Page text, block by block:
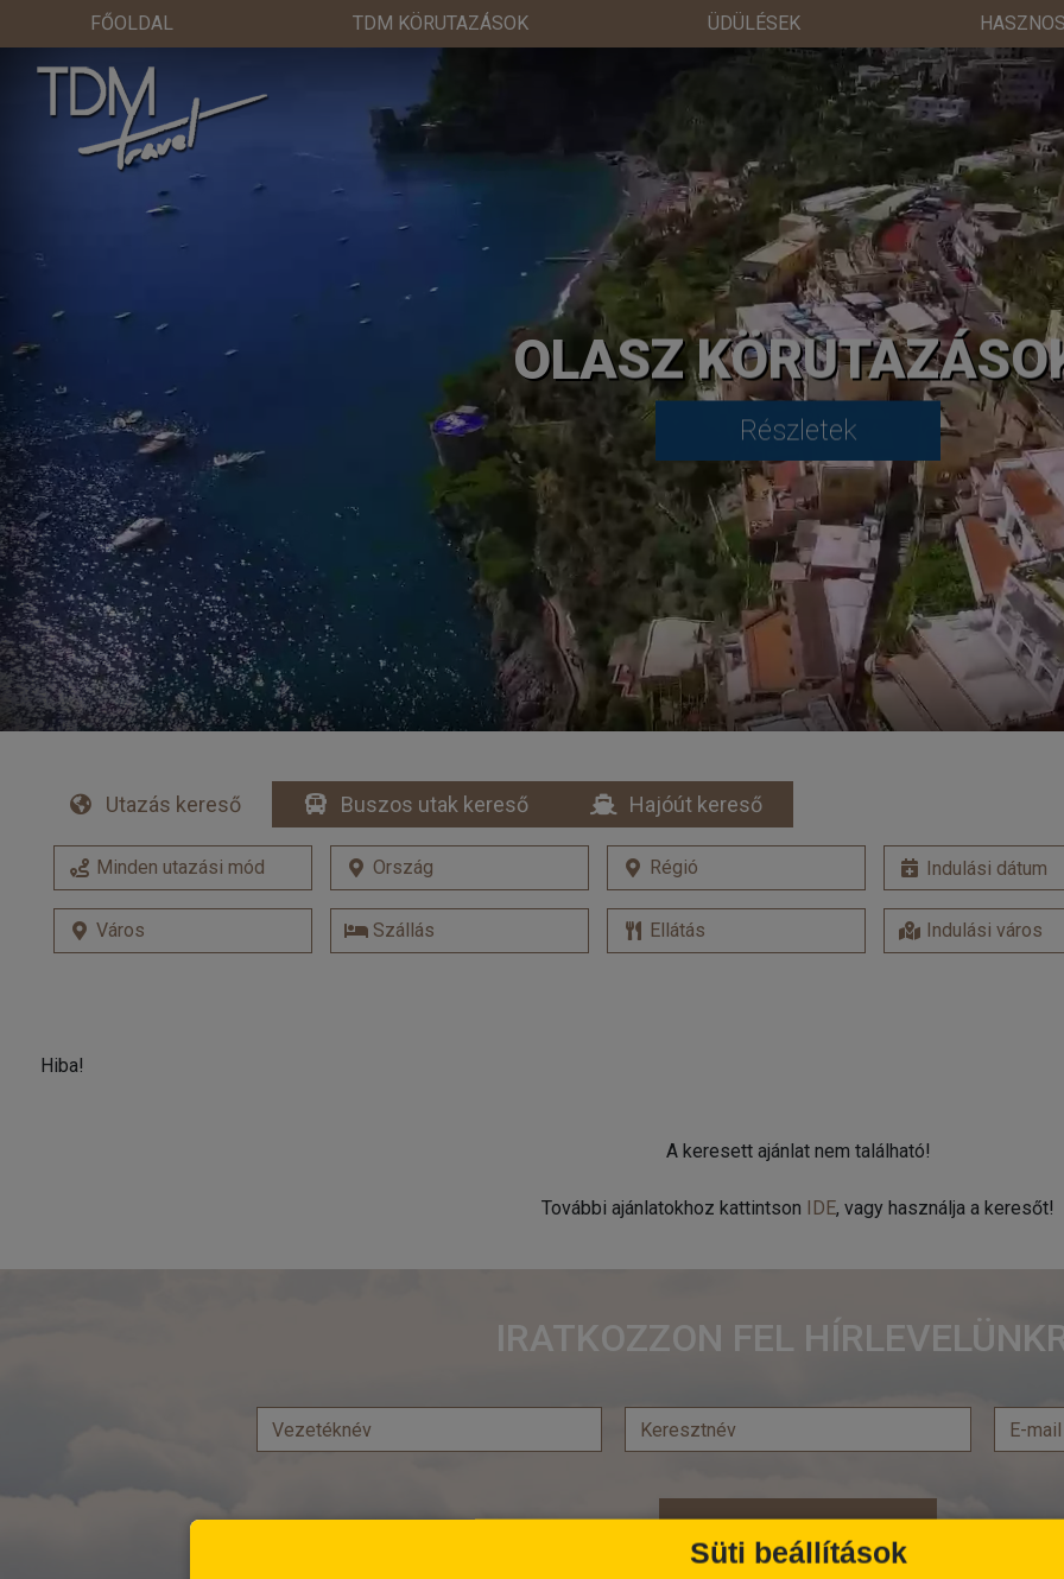
FŐOLDAL TDM KÖRUTAZÁSOK ÜDÜLÉSEK
OLASZ
Részletek
Utazás kereső Buszos utak kereső Hajóút kereső
Hiba!
A keresett ajánlat nem található!
További ajánlatokhoz kattintson IDE, vagy használja a keresőt!
IRATKOZZON FEL
Feliratkozás
Süti beállítások